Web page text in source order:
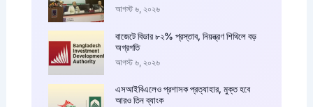
আগস্ট ৬, ২০২৬
বাজেটে বিডার ৮২% প্রস্তাব, নিয়ন্ত্রণ শিথিলে বড়
অগ্রগতি
আগস্ট ৬, ২০২৬
এসআইবিএলেও প্রশাসক প্রত্যাহার, মুক্ত হবে
আরও তিন ব্যাংক